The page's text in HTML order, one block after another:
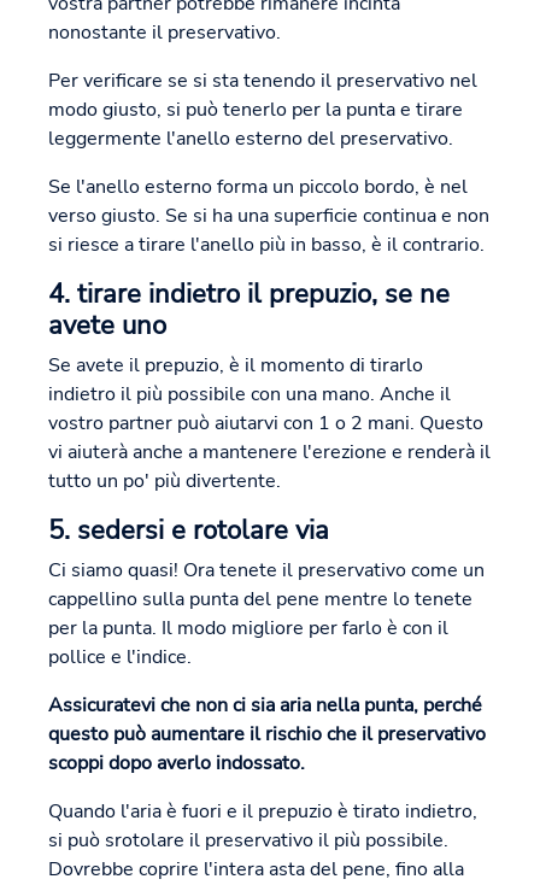
nonostante il preservativo.
Per verificare se si sta tenendo il preservativo nel
modo giusto, si può tenerlo per la punta e tirare
leggermente l'anello esterno del preservativo.
Se l'anello esterno forma un piccolo bordo, è nel
verso giusto. Se si ha una superficie continua e non
si riesce a tirare l'anello più in basso, è il contrario.
4. tirare indietro il prepuzio, se ne
avete uno
Se avete il prepuzio, è il momento di tirarlo
indietro il più possibile con una mano. Anche il
vostro partner può aiutarvi con 1 o 2 mani. Questo
vi aiuterà anche a mantenere l'erezione e renderà il
tutto un po' più divertente.
5. sedersi e rotolare via
Ci siamo quasi! Ora tenete il preservativo come un
cappellino sulla punta del pene mentre lo tenete
per la punta. Il modo migliore per farlo è con il
pollice e l'indice.
Assicuratevi che non ci sia aria nella punta, perché
questo può aumentare il rischio che il preservativo
scoppi dopo averlo indossato.
Quando l'aria è fuori e il prepuzio è tirato indietro,
si può srotolare il preservativo il più possibile.
Dovrebbe coprire l'intera asta del pene, fino alla